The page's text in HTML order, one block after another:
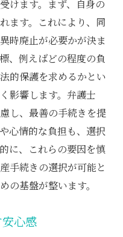
けます。まず、自身の
ます。これにより、同
時廃止が必要かが決ま
、例えばどの程度の負
的保護を求めるかとい
影響します。弁護士
し、最善の手続きを提
心情的な負担も、選択
に、これらの要因を慎
手続きの選択が可能と
の基盤が整います。
心感